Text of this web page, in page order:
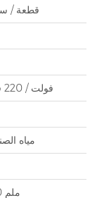
36000-72000
380 فولت / 220 فولت / 50 هرتز
مياه
2670 × 600 × 1530 ملم